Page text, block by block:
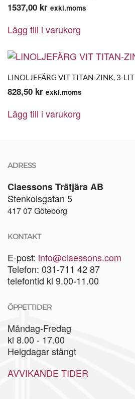
1537,00 kr exkl.moms
Lägg till i varukorg
LINOLJEFÄRG VIT TITAN-ZINK, 3-LIT
828,50 kr exkl.moms
Lägg till i varukorg
ADRESS
Claessons Trätjära AB
Stenkolsgatan 5
417 07 Göteborg
KONTAKT
E-post: info@claessons.com
Telefon: 031-711 42 87
telefontid kl 9.00-11.00
ÖPPETTIDER
Måndag-Fredag
kl 8.00 - 17.00
Helgdagar stängt
AVVIKANDE TIDER